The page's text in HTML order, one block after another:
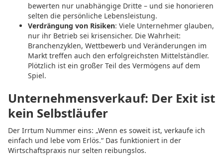
bewerten nur unabhängige Dritte – und sie honorieren
selten die persönliche Lebensleistung.
Verdrängung von Risiken: Viele Unternehmer glauben,
nur ihr Betrieb sei krisensicher. Die Wahrheit:
Branchenzyklen, Wettbewerb und Veränderungen im
Markt treffen auch den erfolgreichsten Mittelständler.
Plötzlich ist ein großer Teil des Vermögens auf dem
Spiel.
Unternehmensverkauf: Der Exit ist
kein Selbstläufer
Der Irrtum Nummer eins: „Wenn es soweit ist, verkaufe ich
einfach und lebe vom Erlös.“ Das funktioniert in der
Wirtschaftspraxis nur selten reibungslos.